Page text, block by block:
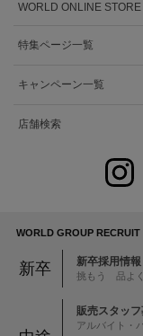
WORLD ONLINE STORE
特集ページ一覧
キャンペーン一覧
店舗検索
WORLD GROUP RECRUIT
新卒 新卒採用情報
挑もう 品よ
販売スタッ
アルバイト・